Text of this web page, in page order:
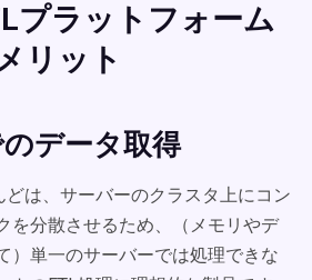
プラットフォーム
リット
データ取得
は、 サーバーのクラスタ上にコン
を分散させるため、（メモリやデ
）単一のサーバーでは処理できな